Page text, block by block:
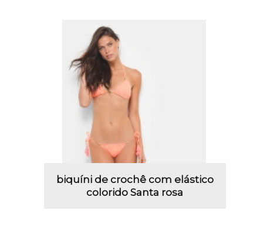
biquíni de crochê com elástico
colorido Santa rosa